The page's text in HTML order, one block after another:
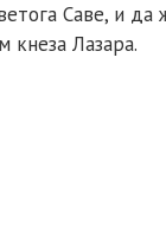
Саве, и да
кнеза Лазара.